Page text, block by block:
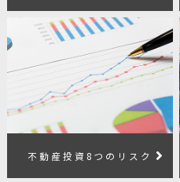
不動産投資8つのリスク